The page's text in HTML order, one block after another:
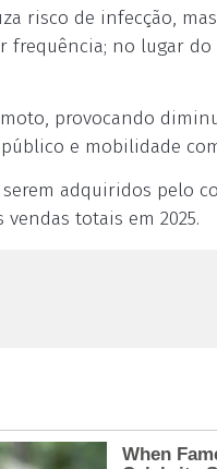
risco de infecção,
no lugar
provocando
e mobilidade
adquiridos pelo
vendas totais em 2025.